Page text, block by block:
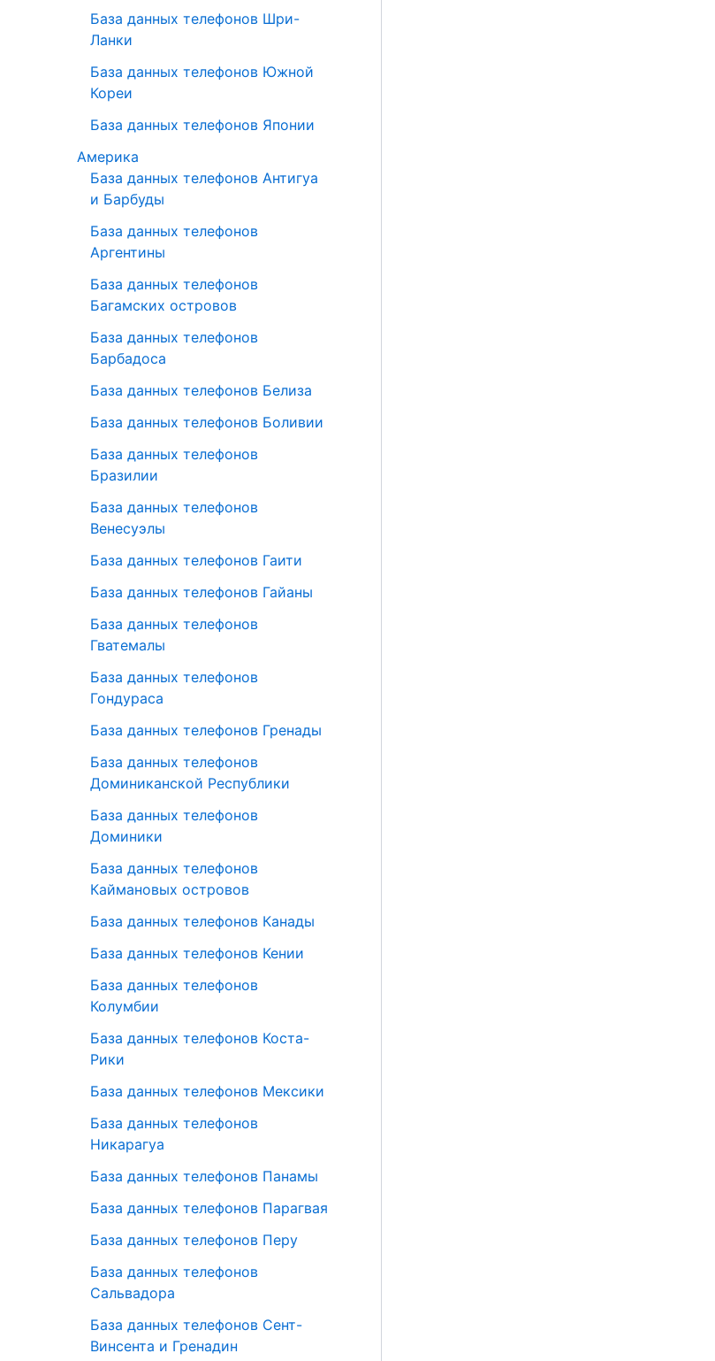
База данных телефонов Шри-
Ланки
База данных телефонов Южной
Кореи
База данных телефонов Японии
Америка
База данных телефонов Антигуа
и Барбуды
База данных телефонов
Аргентины
База данных телефонов
Багамских островов
База данных телефонов
Барбадоса
База данных телефонов Белиза
База данных телефонов Боливии
База данных телефонов
Бразилии
База данных телефонов
Венесуэлы
База данных телефонов Гаити
База данных телефонов Гайаны
База данных телефонов
Гватемалы
База данных телефонов
Гондураса
База данных телефонов Гренады
База данных телефонов
Доминиканской Республики
База данных телефонов
Доминики
База данных телефонов
Каймановых островов
База данных телефонов Канады
База данных телефонов Кении
База данных телефонов
Колумбии
База данных телефонов Коста-
Рики
База данных телефонов Мексики
База данных телефонов
Никарагуа
База данных телефонов Панамы
База данных телефонов Парагвая
База данных телефонов Перу
База данных телефонов
Сальвадора
База данных телефонов Сент-
Винсента и Гренадин